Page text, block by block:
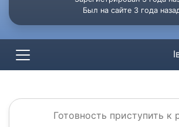
Был на сайте 3 года
Готовность приступить к